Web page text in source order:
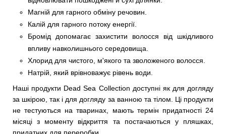
Магній для гарного обміну речовин.
Калій для гарного потоку енергії.
Бромід допомагає захистити волосся від шкідливого
впливу навколишнього середовища.
Хлорид для чистого, м'якого та зволоженого волосся.
Натрій, який врівноважує рівень води.
Наші продукти Dead Sea Collection доступні як для догляду
за шкірою, так і для догляду за ванною та тілом. Ці продукти
не тестуються на тваринах, мають термін придатності 24
місяці з моменту відкриття та постачаються у пляшках,